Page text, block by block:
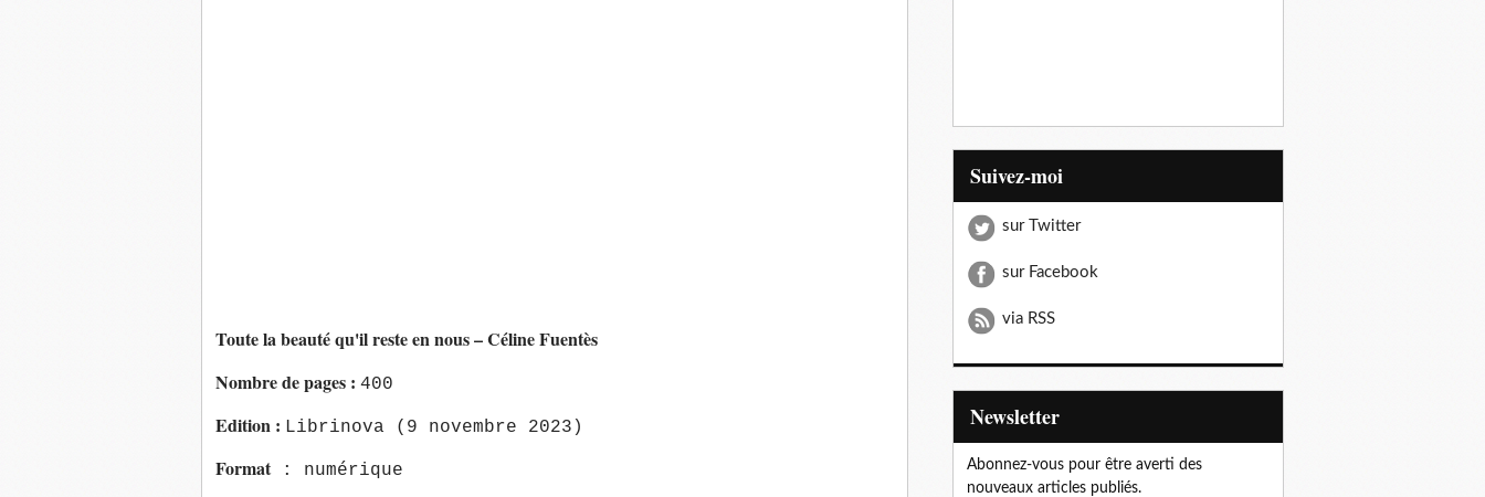
Toute la beauté qu'il reste en nous – Céline Fuentès
Nombre de pages : 400
Edition : Librinova (9 novembre 2023)
Format : numérique
Suivez-moi
sur Twitter
sur Facebook
via RSS
Newsletter
Abonnez-vous pour être averti des
nouveaux articles publiés.